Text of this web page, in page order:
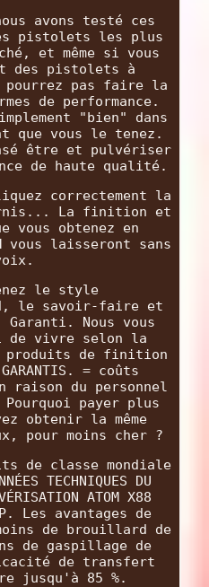
avons testé ces
pistolets les plus
et même si vous
des pistolets à
pourrez pas faire la
de performance.
"bien" dans
que vous le tenez.
être et pulvériser
de haute qualité.
correctement la
La finition et
obtenez en
vous laisseront sans
le style
le savoir-faire et
Nous vous
de vivre selon la
produits de finition
= coûts
raison du personnel
payer plus
obtenir la même
pour moins cher ?
de classe mondiale
TECHNIQUES DU
ATOM X88
MP. Les avantages de
de brouillard de
de gaspillage de
de transfert
jusqu'à 85 %.